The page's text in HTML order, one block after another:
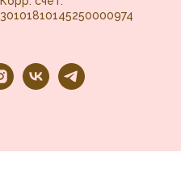
30101810145250000974